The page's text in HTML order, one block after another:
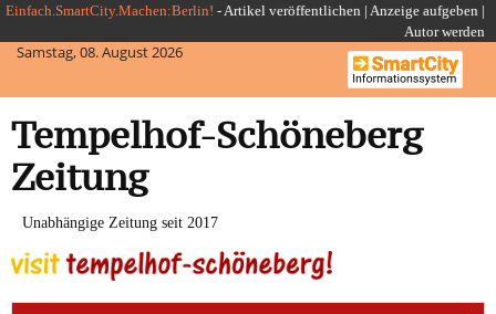
Skip
to
content
Einfach.SmartCity.Machen:Berlin! -Artikel veröffentlichen | Anzeige aufgeben |
Autor werden
Samstag, 08. August 2026
Tempelhof-Schöneberg
Zeitung
Unabhängige Zeitung seit 2017